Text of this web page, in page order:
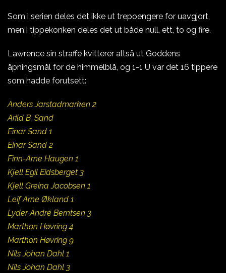
Som i serien deles det ikke ut trepoengere for uavgjort,
men i tippekonken deles det ut både null, ett, to og fire.
Lawrence sin straffe kvitterer altså ut Goddens
åpningsmål for de himmelblå, og 1-1 U var det 16 tippere
som hadde forutsett:
Anders Jarstadmarken 2
Arild B. Sand
Einar Sand 1
Einar Sand 2
Finn-Arne Haugen 1
Kjell Egil Eidsberget 3
Kjell Greina Jacobsen 1
Leif Arne Økland 1
Lyder André Berntsen 3
Marthon Høvring 4
Marthon Høvring 9
Nils Johan Dahl 1
Nils Johan Dahl 3